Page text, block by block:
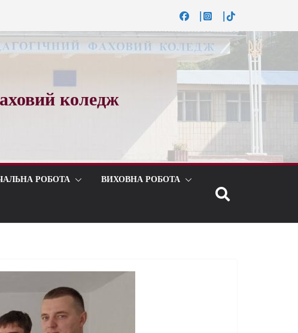
коледж
РОБОТА ВИХОВНА РОБОТА